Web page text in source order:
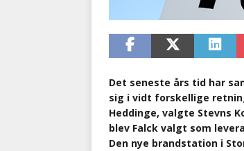
Det seneste års tid har
sig i vidt forskellige
Heddinge, valgte Stevns
blev Falck valgt som
Den nye brandstation i